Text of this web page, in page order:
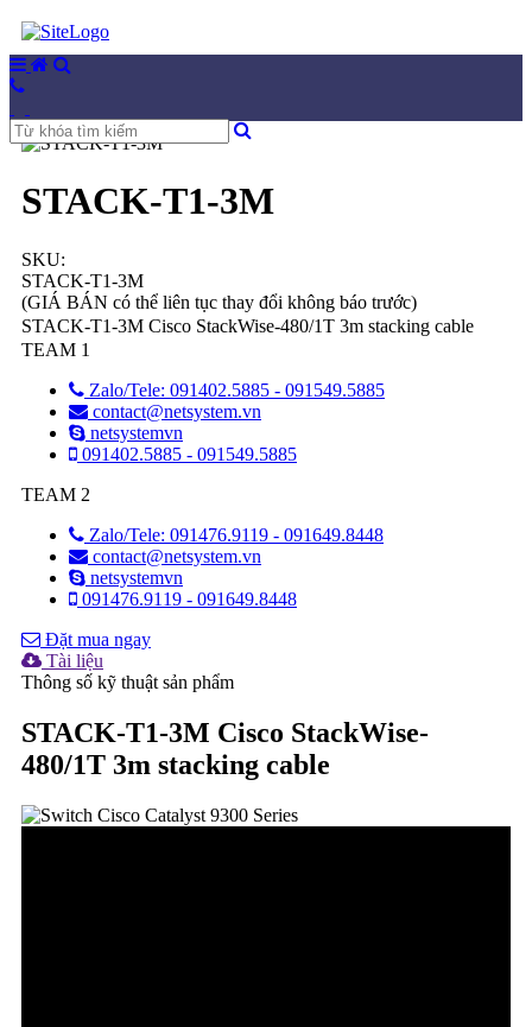
STACK-T1-3M
SKU:
STACK-T1-3M
(GIÁ BÁN có thể liên tục thay đổi không báo trước)
STACK-T1-3M Cisco StackWise-480/1T 3m stacking cable
TEAM 1
Zalo/Tele: 091402.5885 - 091549.5885
contact@netsystem.vn
netsystemvn
091402.5885 - 091549.5885
TEAM 2
Zalo/Tele: 091476.9119 - 091649.8448
contact@netsystem.vn
netsystemvn
091476.9119 - 091649.8448
Đặt mua ngay
Tài liệu
Thông số kỹ thuật sản phẩm
STACK-T1-3M Cisco StackWise-
480/1T 3m stacking cable